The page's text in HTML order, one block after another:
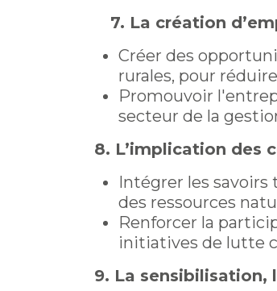
7. La création
Créer des
rurales, pour
Promouvoir
secteur de la
8. L’implication des
Intégrer les
des ressources
Renforcer la
initiatives de lutte
9. La